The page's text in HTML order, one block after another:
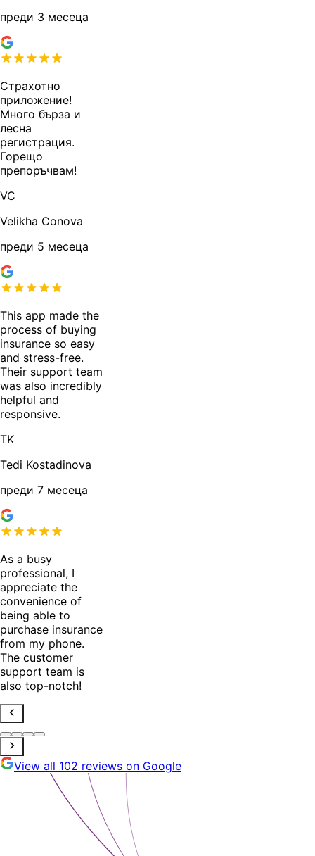
преди 3 месеца
Страхотно
приложение!
Много бърза и
лесна
регистрация.
Горещо
препоръчвам!
VC
Velikha Conova
преди 5 месеца
This app made the
process of buying
insurance so easy
and stress-free.
Their support team
was also incredibly
helpful and
responsive.
TK
Tedi Kostadinova
преди 7 месеца
As a busy
professional, I
appreciate the
convenience of
being able to
purchase insurance
from my phone.
The customer
support team is
also top-notch!
View all 102 reviews on Google